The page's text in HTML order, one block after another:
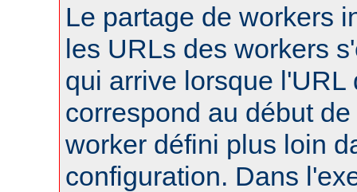
Le partage de workers
les URLs des workers
qui arrive lorsque l'URL
correspond au début
worker défini plus loin
configuration. Dans